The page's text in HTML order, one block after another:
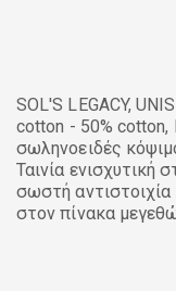
SOL'S LEGACY,
cotton - 50%
σωληνοειδές
Ταινία ενισχυτική
σωστή
στον πίνακα